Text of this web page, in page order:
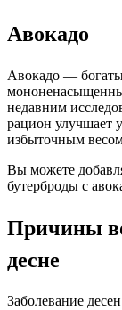
Авокадо
Авокадо —
недавним
рацион улучшает
избыточным
Вы можете
бутерброды с
Причины
десне
Заболевание